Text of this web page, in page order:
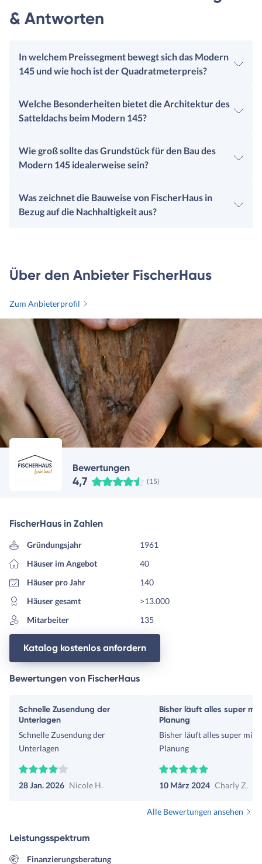
& Antworten
In welchem Preissegment bewegt sich das Modern
145 und wie hoch ist der Quadratmeterpreis?
Welche Besonderheiten bietet die Architektur des
Satteldachs beim Modern 145?
Wie groß sollte das Grundstück für den Bau des
Modern 145 idealerweise sein?
Was zeichnet die Bauweise von FischerHaus in
Bezug auf die Nachhaltigkeit aus?
Über den Anbieter FischerHaus
Zum Anbieterprofil
Bewertungen
4,7 (15)
FischerHaus in Zahlen
Gründungsjahr
1961
Häuser im Angebot
40
Häuser pro Jahr
140
Häuser gesamt
>13.000
Mitarbeiter
135
Katalog kostenlos anfordern
Bewertungen von FischerHaus
Schnelle Zusendung der
Unterlagen
Schnelle Zusendung der
Unterlagen
28 Jan. 2026 Nicole H.
Bisher läuft alles super mit
Planung
Bisher läuft alles super mit
Planung
10 März 2024 Charly Z.
Alle Bewertungen ansehen
Leistungsspektrum
Finanzierungsberatung